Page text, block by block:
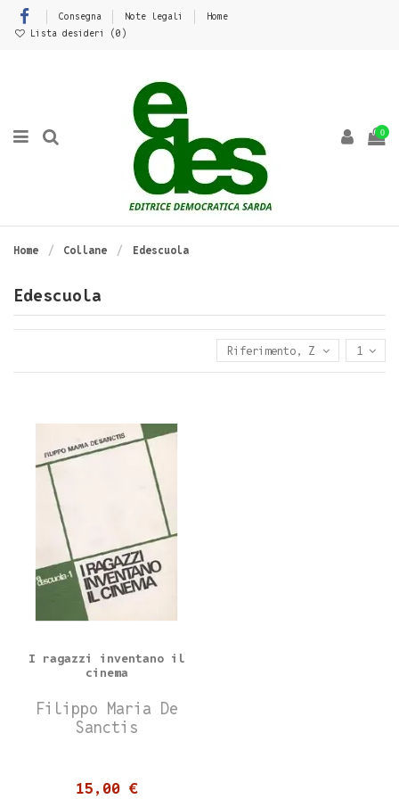
Consegna Note legali
Home
Lista desideri (0 )
0
Home Collane Edescuola
Edescuola
Riferimento, Z - A 1
I ragazzi inventano il
cinema
Filippo Maria De
Sanctis
15,00 €